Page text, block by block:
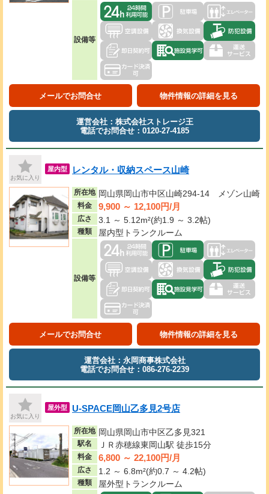
設備等
メールでお問合せ 物件情報の詳細を見る
運営会社：株式会社ストレージ王
電話でお問合せ：0120-27-4185
お気に入り
屋内型 レンタル・収納スペース山崎
所在地 岡山県岡山市中区山崎294-14 メゾン山崎
料金 9,900 ～ 12,100円/月
広さ 3.1 ～ 5.12m²(約1.9 ～ 3.2帖)
種類 屋内型トランクルーム
設備等
メールでお問合せ 物件情報の詳細を見る
運営会社：永岡商事株式会社
電話でお問合せ：086-276-2239
お気に入り
屋外型 U-SPACE岡山乙多見2号店
所在地 岡山県岡山市中区乙多見321
駅名 ＪＲ赤穂線東岡山駅 徒歩15分
料金 6,800 ～ 22,100円/月
広さ 1.2 ～ 6.8m²(約0.7 ～ 4.2帖)
種類 屋外型トランクルーム